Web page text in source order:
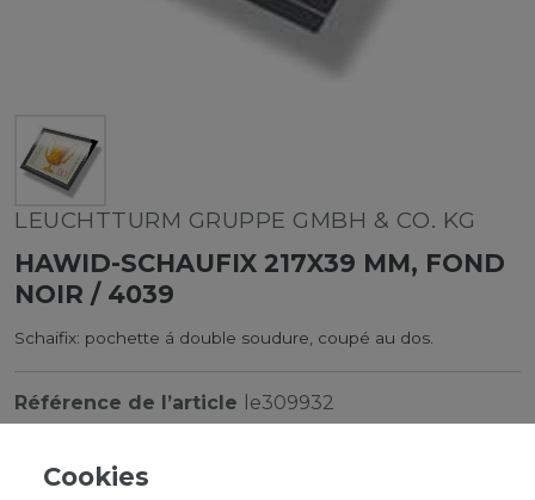
LEUCHTTURM GRUPPE GMBH & CO. KG
HAWID-SCHAUFIX 217X39 MM, FOND
NOIR / 4039
Schaifix: pochette á double soudure, coupé au dos.
Référence de l’article le309932
Cookies